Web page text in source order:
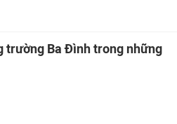
trường Ba Đình trong những